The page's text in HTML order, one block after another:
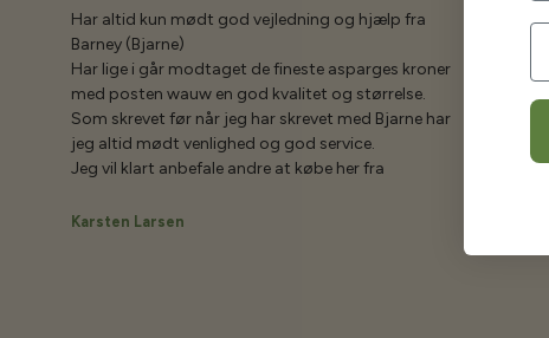
Har altid kun mødt god vejledning og hjælp fra
Barney (Bjarne)
Har lige i går modtaget de fineste asparges kroner
med posten wauw en god kvalitet og størrelse.
Som skrevet før når jeg har skrevet med Bjarne har
jeg altid mødt venlighed og god service.
Jeg vil klart anbefale andre at købe her fra
Karsten Larsen